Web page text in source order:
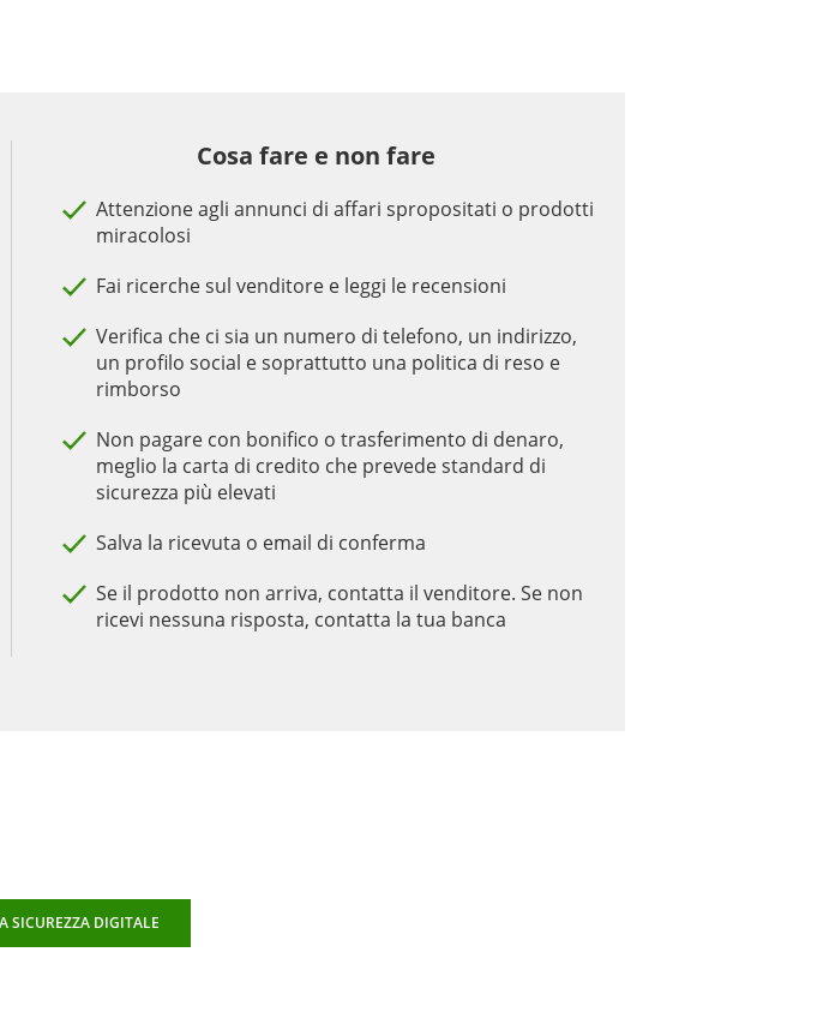
Cosa fare e non fare
Attenzione agli annunci di affari spropositati o prodotti
miracolosi
Fai ricerche sul venditore e leggi le recensioni
Verifica che ci sia un numero di telefono, un indirizzo,
un profilo social e soprattutto una politica di reso e
rimborso
Non pagare con bonifico o trasferimento di denaro,
meglio la carta di credito che prevede standard di
sicurezza più elevati
Salva la ricevuta o email di conferma
Se il prodotto non arriva, contatta il venditore. Se non
ricevi nessuna risposta, contatta la tua banca
SICUREZZA DIGITALE